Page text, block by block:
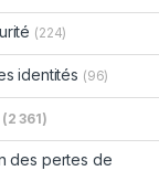
(224)
identités (96)
(2 361)
des pertes de